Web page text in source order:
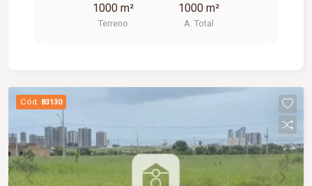
1000 m²
Terreno
1000 m²
A. Total
Cód. 83130